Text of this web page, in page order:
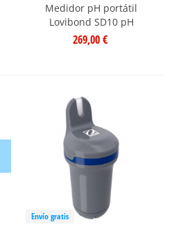
Medidor pH portátil
Lovibond SD10 pH
269,00 €
Envío gratis